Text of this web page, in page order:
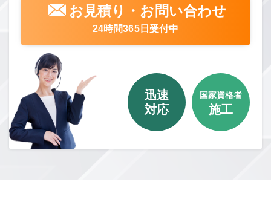
お見積り・お問い合わせ
24時間365日受付中
迅速
対応
国家資格者
施工